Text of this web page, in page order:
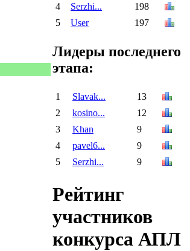
4
Serzhi...
198
5
User 197
Лидеры последнего
этапа:
1 Slavak...
13
2
kosino...
12
3
Khan
9
4
pavel6...
9
5
Serzhi... 9
Рейтинг
участников
конкурса АПЛ